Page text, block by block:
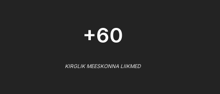
+60
KIRGLIK MEESKONNA LIIKMED